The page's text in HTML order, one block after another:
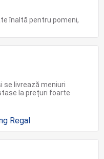
înaltă pentru pomeni,
se livrează meniuri
la prețuri foarte